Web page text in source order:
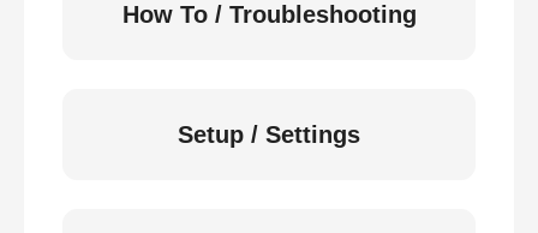
How To / Troubleshooting
Setup / Settings